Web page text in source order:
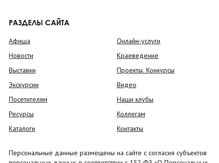
РАЗДЕЛЫ САЙТА
Афиша
Новости
Выставки
Экскурсии
Посетителям
Ресурсы
Каталоги
Онлайн-услуги
Краеведение
Проекты. Конкурсы
Видео
Наши клубы
Коллегам
Контакты
Персональные данные размещены на сайте с согласия субъектов